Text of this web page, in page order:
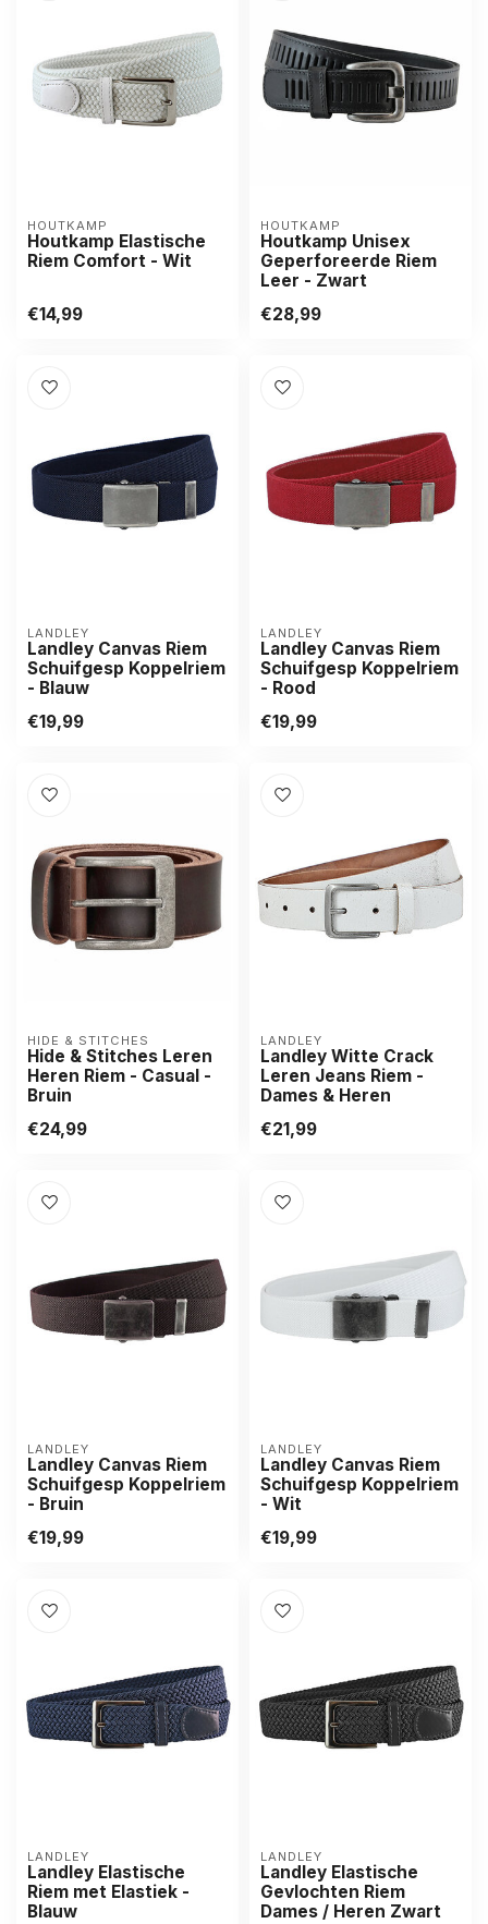
HOUTKAMP
Houtkamp Elastische
Riem Comfort - Wit
€14,99
HOUTKAMP
Houtkamp Unisex
Geperforeerde Riem
Leer - Zwart
€28,99
LANDLEY
Landley Canvas Riem
Schuifgesp Koppelriem
- Blauw
€19,99
LANDLEY
Landley Canvas Riem
Schuifgesp Koppelriem
- Rood
€19,99
HIDE & STITCHES
Hide & Stitches Leren
Heren Riem - Casual -
Bruin
€24,99
LANDLEY
Landley Witte Crack
Leren Jeans Riem -
Dames & Heren
€21,99
LANDLEY
Landley Canvas Riem
Schuifgesp Koppelriem
- Bruin
€19,99
LANDLEY
Landley Canvas Riem
Schuifgesp Koppelriem
- Wit
€19,99
LANDLEY
Landley Elastische
Riem met Elastiek -
Blauw
LANDLEY
Landley Elastische
Gevlochten Riem
Dames / Heren Zwart